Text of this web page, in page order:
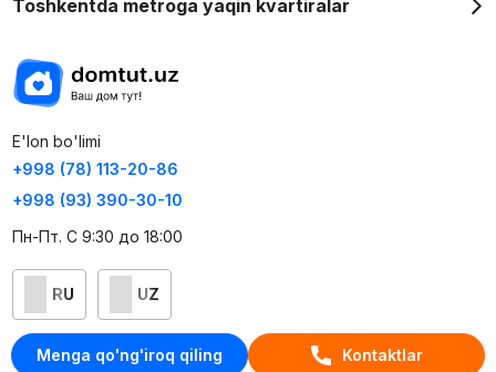
Menga qo'ng'iroq qiling Kontaktlar
Toshkentda metroga yaqin kvartiralar
E'lon bo'limi
+998 (78) 113-20-86
+998 (93) 390-30-10
Пн-Пт. С 9:30 до 18:00
RU UZ
Kontaktlar